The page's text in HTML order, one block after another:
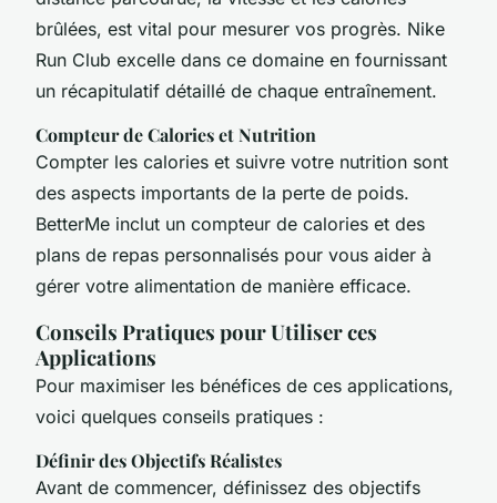
brûlées, est vital pour mesurer vos progrès. Nike
Run Club excelle dans ce domaine en fournissant
un récapitulatif détaillé de chaque entraînement.
Compteur de Calories et Nutrition
Compter les calories et suivre votre nutrition sont
des aspects importants de la perte de poids.
BetterMe inclut un compteur de calories et des
plans de repas personnalisés pour vous aider à
gérer votre alimentation de manière efficace.
Conseils Pratiques pour Utiliser ces
Applications
Pour maximiser les bénéfices de ces applications,
voici quelques conseils pratiques :
Définir des Objectifs Réalistes
Avant de commencer, définissez des objectifs